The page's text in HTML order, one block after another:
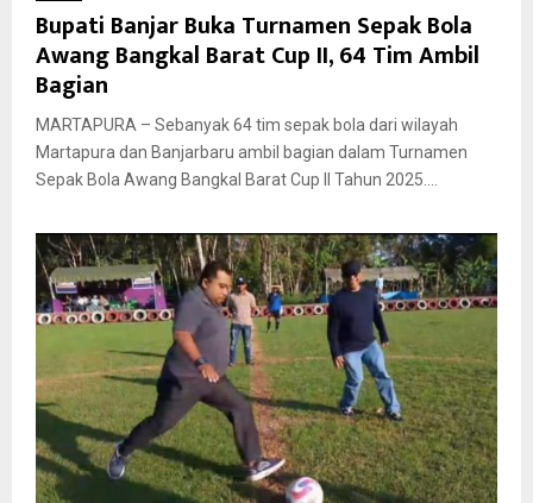
Bupati Banjar Buka Turnamen Sepak Bola
Awang Bangkal Barat Cup II, 64 Tim Ambil
Bagian
MARTAPURA – Sebanyak 64 tim sepak bola dari wilayah
Martapura dan Banjarbaru ambil bagian dalam Turnamen
Sepak Bola Awang Bangkal Barat Cup II Tahun 2025....